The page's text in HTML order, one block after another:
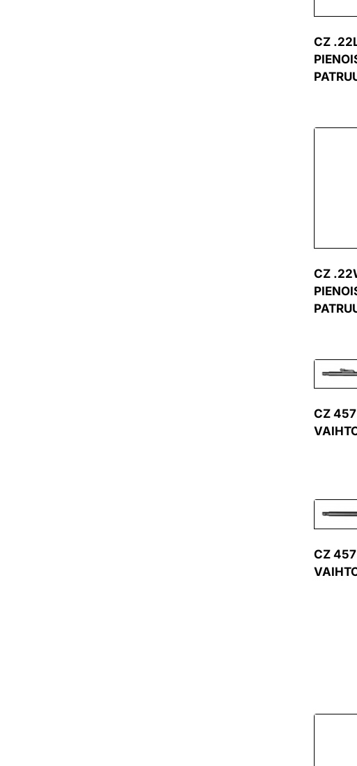
CZ
CZ
CZ
CZ